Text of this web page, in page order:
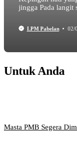
jingga Pada langit
LPM Pabelan 02/
Untuk Anda
Masta PMB Segera